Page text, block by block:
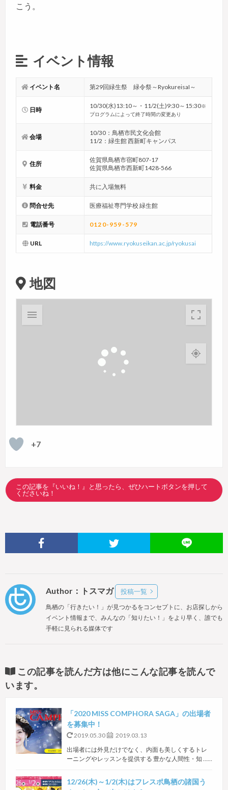
こう。
イベント情報
イベント名 第29回緑生祭 緑令祭～RyokureisaI～
日時
10/30(水)13:10～・11/2(土)9:30～15:30※
プログラムによって終了時間の変更あり
会場
10/30：鳥栖市民文化会館
11/2：緑生館 西新町キャンパス
住所
佐賀県鳥栖市宿町807-17
佐賀県鳥栖市西新町1428-566
料金 共に入場無料
問合せ先 医療福祉専門学校 緑生館
電話番号 0120-959-579
URL https://www.ryokuseikan.ac.jp/ryokusai
地図
+7
この記事を『いいね！』と思ったら、ぜひハートボタンを押して
くださいね！
Author：トスマガ 投稿一覧
鳥栖の「行きたい！」が見つかるをコンセプトに、お店探しから
イベント情報まで、みんなの「知りたい！」をより早く、誰でも
手軽に見られる媒体です
この記事を読んだ方は他にこんな記事を読んで
います。
「2020 MISS COMPHORA SAGA」の出場者
を募集中！
2019.05.30
2019.03.13
出場者には外見だけでなく、内面も美しくするトレ
ーニングやレッスンを提供する 豊かな人間性・知 ……
12/26(木)～1/2(木)はフレスポ鳥栖の諸国う